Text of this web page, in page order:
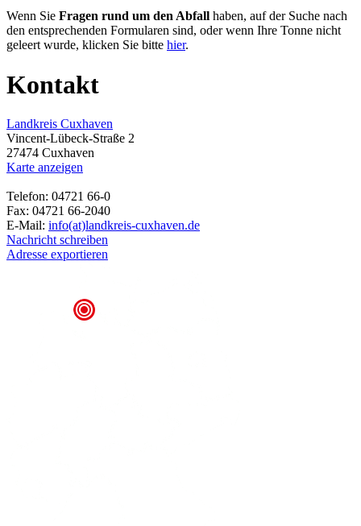
Wenn Sie Fragen rund um den Abfall haben, auf der Suche nach
den entsprechenden Formularen sind, oder wenn Ihre Tonne nicht
geleert wurde, klicken Sie bitte hier.
Kontakt
Landkreis Cuxhaven
Vincent-Lübeck-Straße 2
27474 Cuxhaven
Karte anzeigen
Telefon: 04721 66-0
Fax: 04721 66-2040
E-Mail: info(at)landkreis-cuxhaven.de
Nachricht schreiben
Adresse exportieren